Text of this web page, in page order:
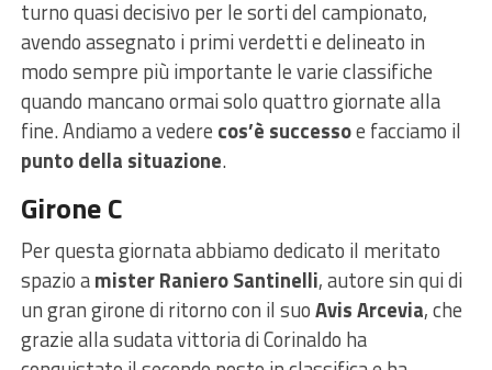
turno quasi decisivo per le sorti del campionato,
avendo assegnato i primi verdetti e delineato in
modo sempre più importante le varie classifiche
quando mancano ormai solo quattro giornate alla
fine. Andiamo a vedere cos’è successoe facciamo il
punto della situazione.
Girone C
Per questa giornata abbiamo dedicato il meritato
spazio amister Raniero Santinelli, autore sin qui di
un gran girone di ritorno con il suoAvis Arcevia, che
grazie alla sudata vittoria di Corinaldo ha